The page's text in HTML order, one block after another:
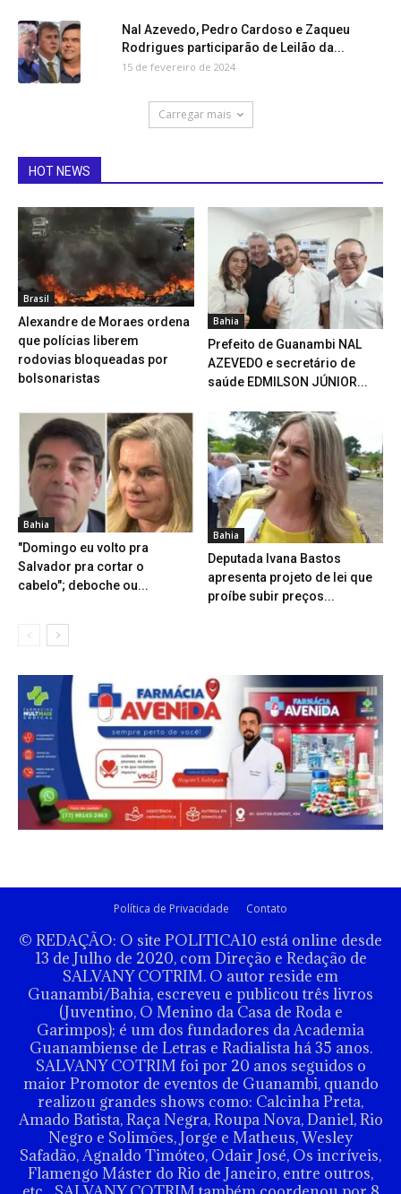
Nal Azevedo, Pedro Cardoso e Zaqueu
Rodrigues participarão de Leilão da...
15 de fevereiro de 2024
Carregar mais
HOT NEWS
Brasil
Alexandre de Moraes ordena
que polícias liberem
rodovias bloqueadas por
bolsonaristas
Bahia
Prefeito de Guanambi NAL
AZEVEDO e secretário de
saúde EDMILSON JÚNIOR...
Bahia
"Domingo eu volto pra
Salvador pra cortar o
cabelo"; deboche ou...
Bahia
Deputada Ivana Bastos
apresenta projeto de lei que
proíbe subir preços...
Política de Privacidade Contato
© REDAÇÃO: O site POLITICA10 está online desde
13 de Julho de 2020, com Direção e Redação de
SALVANY COTRIM. O autor reside em
Guanambi/Bahia, escreveu e publicou três livros
(Juventino, O Menino da Casa de Roda e
Garimpos); é um dos fundadores da Academia
Guanambiense de Letras e Radialista há 35 anos.
SALVANY COTRIM foi por 20 anos seguidos o
maior Promotor de eventos de Guanambi, quando
realizou grandes shows como: Calcinha Preta,
Amado Batista, Raça Negra, Roupa Nova, Daniel, Rio
Negro e Solimões, Jorge e Matheus, Wesley
Safadão, Agnaldo Timóteo, Odair José, Os incríveis,
Flamengo Máster do Rio de Janeiro, entre outros,